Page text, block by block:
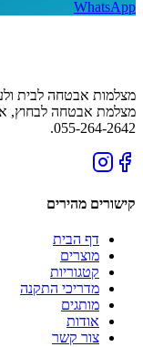
WhatsApp
מצלמות אבטחה לבית
055-264-2642.
קישורים מהירים
דף הבית
מוצרים
קטגוריות
מדריכי התקנה
מותגים
אודות
צור קשר